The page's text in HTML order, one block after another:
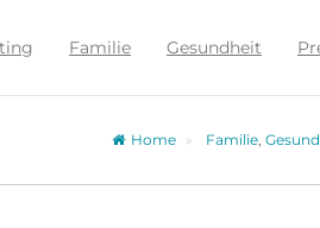
Familie Gesundheit
Home Familie,